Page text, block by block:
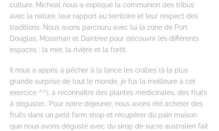
culture. Micheal nous a expliqué la communion des tribus
avec la nature, leur rapport au territoire et leur respect des
traditions. Nous avons parcouru avec lui la zone de Port
Douglas, Mossman et Daintree pour découvrir les différents
espaces : la mer, la rivière et la forêt.
Il nous a appris à pêcher à la lance les crabes (à la plus
grande surprise de tout le monde, je fus la meilleure à cet
exercice ^^), à reconnaître des plantes médicinales, des fruits
à déguster… Pour notre déjeuner, nous avons été acheter des
fruits dans un petit farm shop et récupérer du pain maison
que nous avons dégusté avec du sirop de sucre australien fait